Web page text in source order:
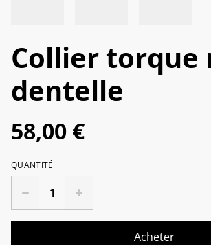
Collier torque
dentelle
58,00 €
QUANTITÉ
Acheter